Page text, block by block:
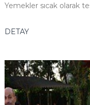
Yemekler sıcak olarak
DETAY